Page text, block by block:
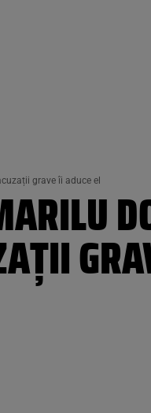
grave îi aduce el